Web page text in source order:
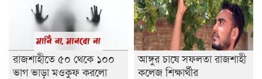
রাজশাহীতে ৫০ থেকে ১০০
ভাগ ভাড়া মওকুফ করলো
আঙ্গুর চাষে সফলতা রাজশাহী
কলেজ শিক্ষার্থীর